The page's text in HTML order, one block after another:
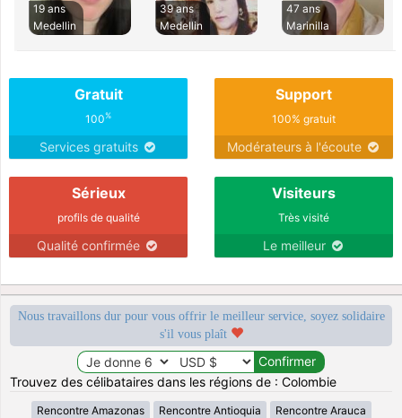
19 ans
Medellin
39 ans
Medellin
47 ans
Marinilla
Gratuit
100%
Services gratuits
Support
100% gratuit
Modérateurs à l'écoute
Sérieux
profils de qualité
Qualité confirmée
Visiteurs
Très visité
Le meilleur
Nous travaillons dur pour vous offrir le meilleur service, soyez solidaire
s'il vous plaît
Trouvez des célibataires dans les régions de : Colombie
Rencontre Amazonas Rencontre Antioquia Rencontre Arauca